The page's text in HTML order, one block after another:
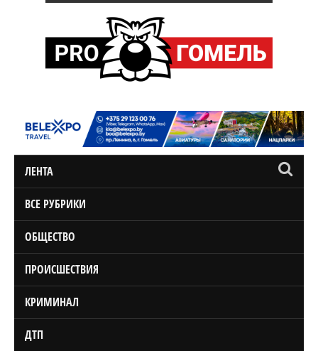
ЛЕНТА
ВСЕ РУБРИКИ
ОБЩЕСТВО
ПРОИСШЕСТВИЯ
КРИМИНАЛ
ДТП